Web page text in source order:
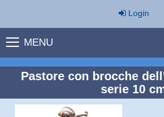
Login
MENU
Pastore con brocche
serie 10